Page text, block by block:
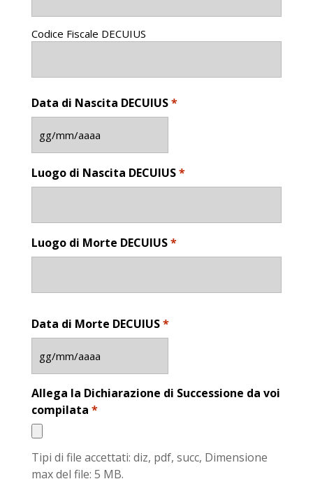
Codice Fiscale DECUIUS
Data di Nascita DECUIUS*
GG
MM
slash
Luogo di Nascita DECUIUS*
Luogo di Morte DECUIUS*
Data di Morte DECUIUS*
GG
MM
slash
AAAA
Allega la Dichiarazione di Successione da voi
compilata *
Tipi di file accettati: diz, pdf, succ, Dimensione
max del file: 5 MB.